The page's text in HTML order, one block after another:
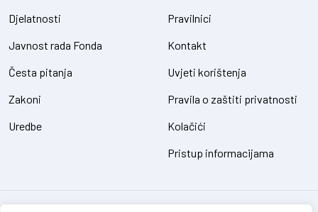
Djelatnosti
Javnost rada Fonda
Česta pitanja
Zakoni
Uredbe
Pravilnici
Kontakt
Uvjeti korištenja
Pravila o zaštiti privatnosti
Kolačići
Pristup informacijama